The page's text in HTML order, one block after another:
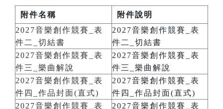
附件名稱
附件說明
2027音樂創作競賽_表
件二_切結書
2027音樂創作競賽_表
件二_切結書
2027音樂創作競賽_表
件三_樂曲解說
2027音樂創作競賽_表
件三_樂曲解說
2027音樂創作競賽_表
件四_作品封面(直式)
2027音樂創作競賽_表
件四_作品封面(直式)
2027音樂創作競賽_表
2027音樂創作競賽_表